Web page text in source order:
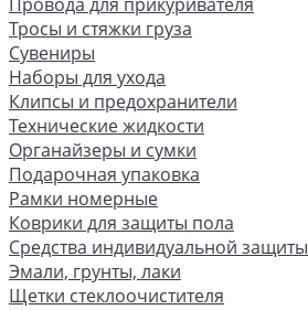
Тросы и стяжки груза
Сувениры
Наборы для ухода
Клипсы и предохранители
Технические жидкости
Органайзеры и сумки
Подарочная упаковка
Рамки номерные
Коврики для защиты пола
Средства индивидуальной защиты
Эмали, грунты, лаки
Щетки стеклоочистителя